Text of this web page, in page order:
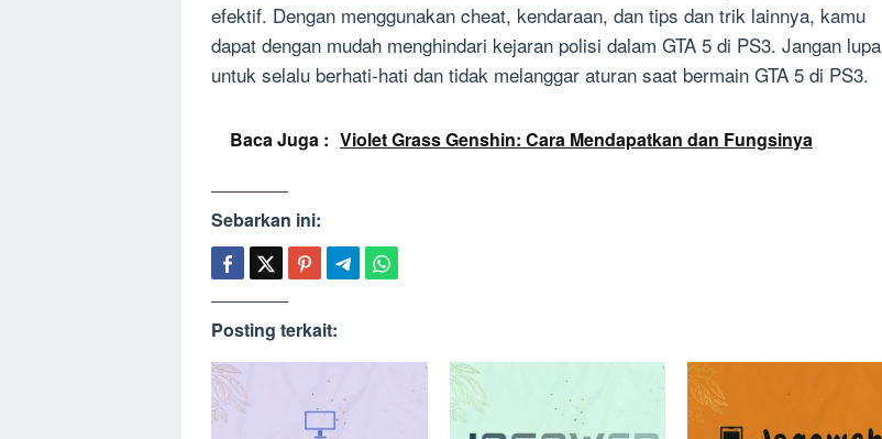
efektif. Dengan menggunakan cheat, kendaraan, dan tips dan trik lainnya, kamu
dapat dengan mudah menghindari kejaran polisi dalam GTA 5 di PS3. Jangan lupa
untuk selalu berhati-hati dan tidak melanggar aturan saat bermain GTA 5 di PS3.
Baca Juga : Violet Grass Genshin: Cara Mendapatkan dan Fungsinya
Sebarkan ini:
Posting terkait: